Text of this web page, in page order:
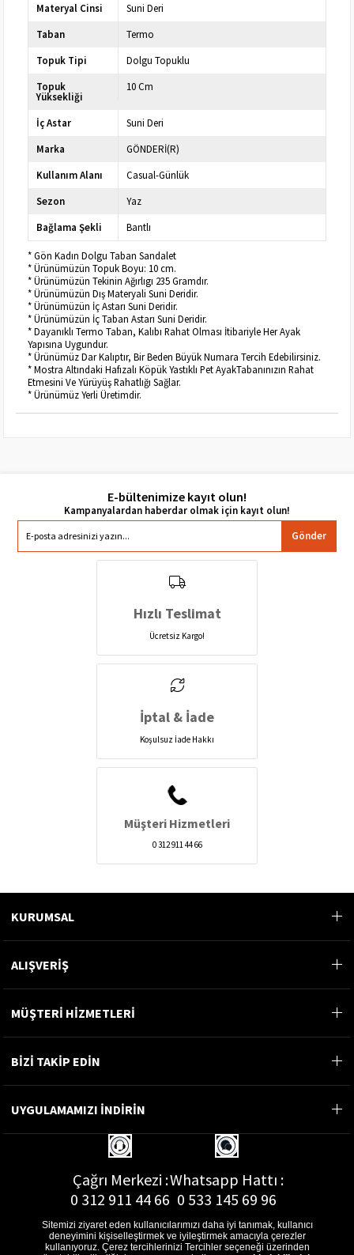
Materyal Cinsi
Suni Deri
Taban
Termo
Topuk Tipi
Dolgu Topuklu
Topuk
Yüksekliği
10 Cm
İç Astar
Suni Deri
Marka
GÖNDERİ(R)
Kullanım Alanı
Casual-Günlük
Sezon
Yaz
Bağlama Şekli
Bantlı
* Gön Kadın Dolgu Taban Sandalet
* Ürünümüzün Topuk Boyu: 10 cm.
* Ürünümüzün Tekinin Ağırlıgı 235 Gramdır.
* Ürünümüzün Dış Materyali Suni Deridir.
* Ürünümüzün İç Astarı Suni Deridir.
* Ürünümüzün İç Taban Astarı Suni Deridir.
* Dayanıklı Termo Taban, Kalıbı Rahat Olması İtibariyle Her Ayak
Yapısına Uygundur.
* Ürünümüz Dar Kalıptır, Bir Beden Büyük Numara Tercih Edebilirsiniz.
* Mostra Altındaki Hafızalı Köpük Yastıklı Pet AyakTabanınızın Rahat
Etmesini Ve Yürüyüş Rahatlığı Sağlar.
* Ürünümüz Yerli Üretimdir.
E-bültenimize kayıt olun!
Gönder
Hızlı Teslimat
Ücretsiz Kargo!
İptal & İade
Koşulsuz İade Hakkı
Müşteri Hizmetleri
0 312 911 44 66
KURUMSAL
ALIŞVERİŞ
MÜŞTERİ HİZMETLERİ
BİZİ TAKİP EDİN
UYGULAMAMIZI İNDİRİN
Çağrı Merkezi :
0 312 911 44 66
Whatsapp Hattı :
0 533 145 69 96
Sitemizi ziyaret eden kullanıcılarımızı daha iyi tanımak, kullanıcı
deneyimini kişiselleştirmek ve iyileştirmek amacıyla çerezler
kullanıyoruz. Çerez tercihlerinizi Tercihler seçeneği üzerinden